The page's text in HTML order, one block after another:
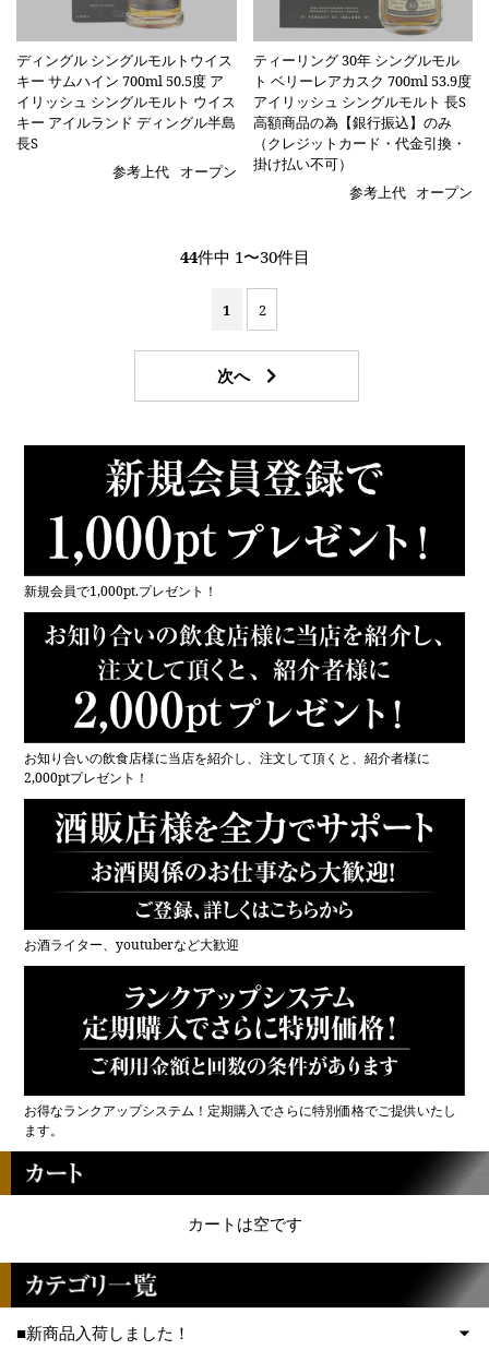
ディングル シングルモルトウイス
キー サムハイン 700ml 50.5度 ア
イリッシュ シングルモルト ウイス
キー アイルランド ディングル半島
長S
参考上代
オープン
ティーリング 30年 シングルモル
ト ベリーレアカスク 700ml 53.9度
アイリッシュ シングルモルト 長S
高額商品の為【銀行振込】のみ
（クレジットカード・代金引換・
掛け払い不可）
参考上代 オープン
44件中 1〜30件目
1 2
新規会員で1,000pt.プレゼント！
お知り合いの飲食店様に当店を紹介し、注文して頂くと、紹介者様に
2,000ptプレゼント！
お酒ライター、youtuberなど大歓迎
お得なランクアップシステム！定期購入でさらに特別価格でご提供いたし
ます。
カートは空です
■新商品入荷しました！